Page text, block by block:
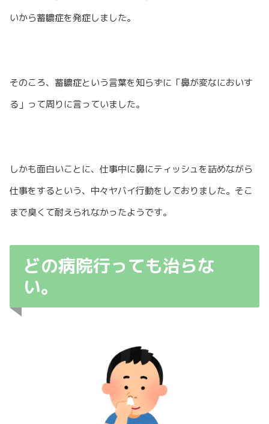
いから蓄膿症を発症しました。
そのころ、蓄膿症という言葉を知らずに「鼻が変なにおいす
る」って周りに言っていました。
しかも面白いことに、仕事中に鼻にティッシュを詰めながら
仕事をするという、中々ヤバイ行動をしておりました。そこ
まで臭くて耐えられなかったようです。
どの病院行っても治らな
い。